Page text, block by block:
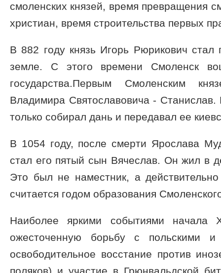
смоленских князей, время превращения
христиан, время строительства первых
В 882 году князь Игорь Рюрикович стал
земле. С этого времени Смоленск
государства.Первым Смоленским
Владимира Святославовича -
только собирал дань и передавал ее
В 1054 году, после смерти Ярослава
стал его пятый сын Вячеслав. Он жил в
Это был не наместник, а
считается годом образования
Наиболее яркими событиями начала
ожесточенную борьбу с польскими и
освободительное восстание против